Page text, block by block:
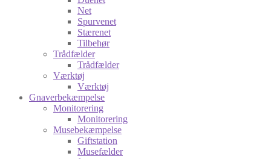
Net
Spurvenet
Stærenet
Tilbehør
Trådfælder
Trådfælder
Værktøj
Værktøj
Gnaverbekæmpelse
Monitorering
Monitorering
Musebekæmpelse
Giftstation
Musefælder